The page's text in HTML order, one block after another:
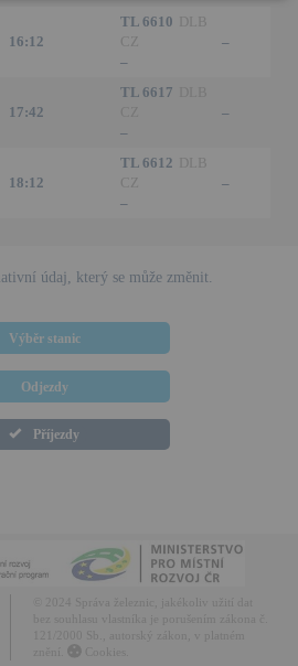
16:12
TL 6610
DLB
CZ
–
–
17:42
TL 6617
–
–
18:12
TL 6612
DLB
CZ
–
–
údaj, který se může změnit.
Výběr stanic
Odjezdy
Příjezdy
© 2024 Správa železnic, jakékoliv užití dat
121/2000 Sb., autorský zákon, v platném